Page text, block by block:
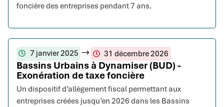
foncière des entreprises pendant 7 ans.
7 janvier 2025 31 décembre 2026
Bassins Urbains à Dynamiser (BUD) -
Exonération de taxe foncière
Un dispositif d’allègement fiscal permettant aux
entreprises créées jusqu’en 2026 dans les Bassins